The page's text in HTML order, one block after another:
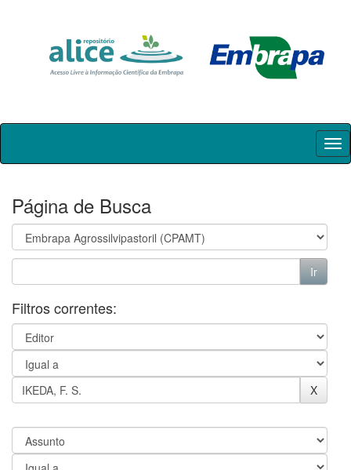
Skip
Página de Busca
Filtros correntes: